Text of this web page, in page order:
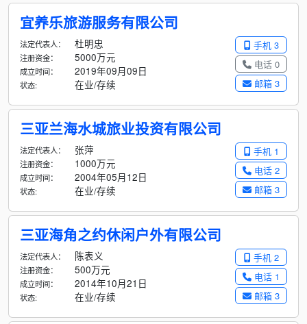
宜养乐旅游服务有限公司
手机 3
电话 0
邮箱 3
法定代表人： 杜明忠
注册资金： 5000万元
成立时间： 2019年09月09日
状态: 在业/存续
三亚兰海水城旅业投资有限公司
手机 1
电话 2
邮箱 3
法定代表人： 张萍
注册资金： 1000万元
成立时间： 2004年05月12日
状态: 在业/存续
三亚海角之约休闲户外有限公司
手机 2
电话 1
邮箱 3
法定代表人： 陈表义
注册资金： 500万元
成立时间： 2014年10月21日
状态: 在业/存续